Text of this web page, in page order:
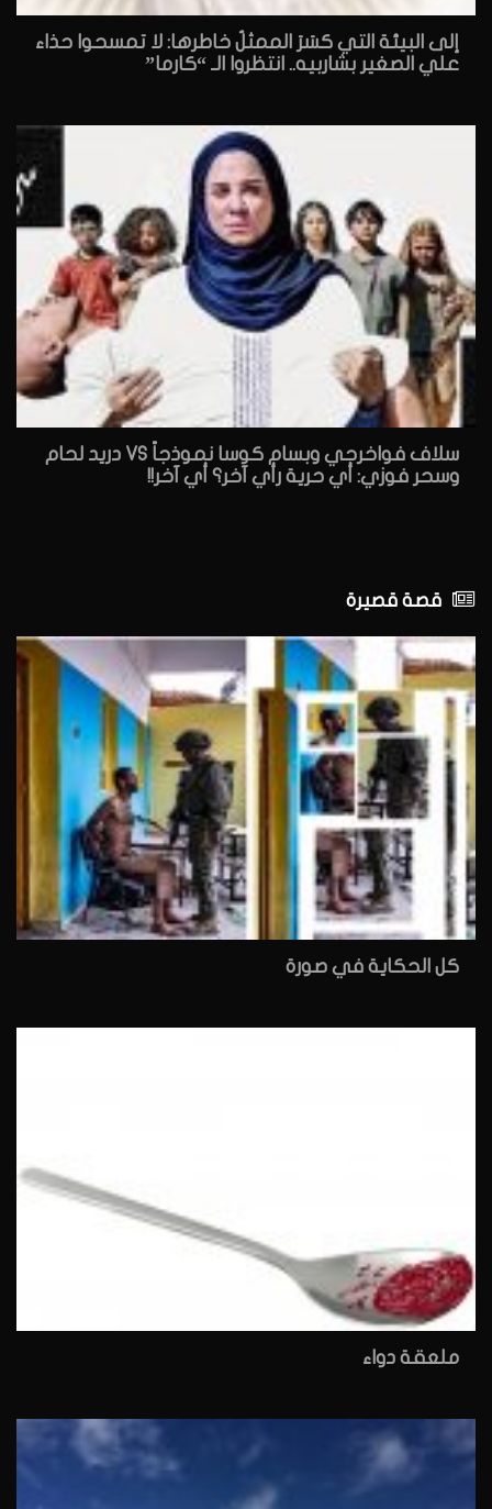
إلى البيئة التي كسَرَ الممثلُ خاطرها: لا تمسحوا حذاء
علي الصغير بشاربيه.. انتظروا الـ “كارما”
سلاف فواخرجي وبسام كوسا نموذجاً VS دريد لحام
وسحر فوزي: أي حرية رأي آخر؟ أي آخر!!
قصة قصيرة
كل الحكاية في صورة
ملعقة دواء